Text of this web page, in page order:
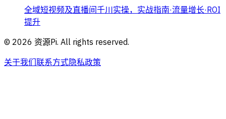
全域短视频及直播间千川实操，实战指南·流量增长·ROI
提升
© 2026 资源Pi. All rights reserved.
关于我们联系方式隐私政策